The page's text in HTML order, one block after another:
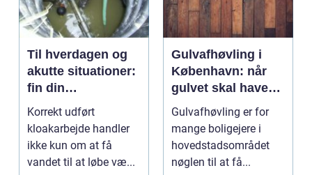
Til hverdagen og
akutte situationer:
fin din
kloakmester i
Kolding
Korrekt udført
kloakarbejde handler
ikke kun om at få
vandet til at løbe væ...
Gulvafhøvling i
København: når
gulvet skal have
den helt store tur
Gulvafhøvling er for
mange boligejere i
hovedstadsområdet
nøglen til at få...